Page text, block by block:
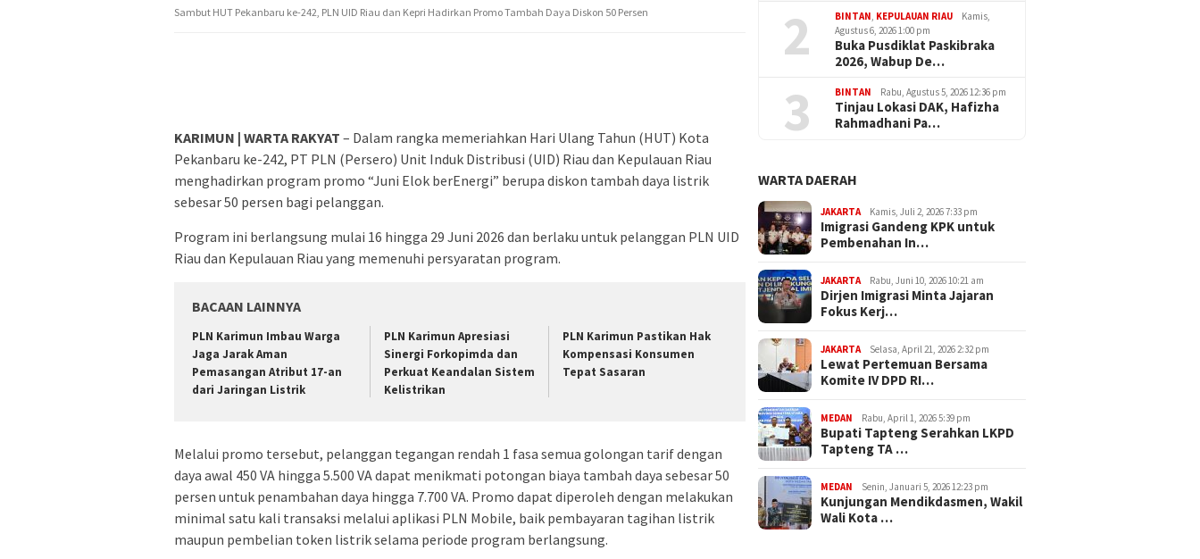
Sambut HUT Pekanbaru ke-242, PLN UID Riau dan Kepri Hadirkan Promo Tambah Daya Diskon 50 Persen
KARIMUN | WARTA RAKYAT – Dalam rangka memeriahkan Hari Ulang Tahun (HUT) Kota
Pekanbaru ke-242, PT PLN (Persero) Unit Induk Distribusi (UID) Riau dan Kepulauan Riau
menghadirkan program promo “Juni Elok berEnergi” berupa diskon tambah daya listrik
sebesar 50 persen bagi pelanggan.
Program ini berlangsung mulai 16 hingga 29 Juni 2026 dan berlaku untuk pelanggan PLN UID
Riau dan Kepulauan Riau yang memenuhi persyaratan program.
BACAAN LAINNYA
PLN Karimun Imbau Warga
Jaga Jarak Aman
Pemasangan Atribut 17-an
dari Jaringan Listrik
PLN Karimun Apresiasi
Sinergi Forkopimda dan
Perkuat Keandalan Sistem
Kelistrikan
PLN Karimun Pastikan Hak
Kompensasi Konsumen
Tepat Sasaran
Melalui promo tersebut, pelanggan tegangan rendah 1 fasa semua golongan tarif dengan
daya awal 450 VA hingga 5.500 VA dapat menikmati potongan biaya tambah daya sebesar 50
persen untuk penambahan daya hingga 7.700 VA. Promo dapat diperoleh dengan melakukan
minimal satu kali transaksi melalui aplikasi PLN Mobile, baik pembayaran tagihan listrik
maupun pembelian token listrik selama periode program berlangsung.
2 BINTAN KEPULAUAN RIAU
Kamis,
Agustus 6, 2026 1:00 pm
Buka Pusdiklat Paskibraka
2026, Wabup De…
3 BINTAN Rabu, Agustus 5, 2026 12:36 pm
Tinjau Lokasi DAK, Hafizha
Rahmadhani Pa…
WARTA DAERAH
JAKARTA Kamis, Juli 2, 2026 7:33 pm
Imigrasi Gandeng KPK untuk
Pembenahan In…
JAKARTA Rabu, Juni 10, 2026 10:21 am
Dirjen Imigrasi Minta Jajaran
Fokus Kerj…
JAKARTA Selasa, April 21, 2026 2:32 pm
Lewat Pertemuan Bersama
Komite IV DPD RI…
MEDAN Rabu, April 1, 2026 5:39 pm
Bupati Tapteng Serahkan LKPD
Tapteng TA …
MEDAN Senin, Januari 5, 2026 12:23 pm
Kunjungan Mendikdasmen, Wakil
Wali Kota …